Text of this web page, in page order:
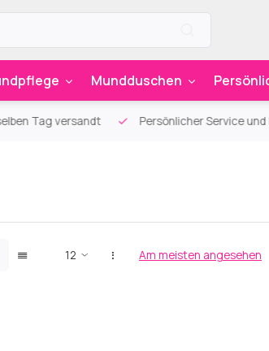
Mundduschen
Service und Beratung Über 900
Am meisten angesehen